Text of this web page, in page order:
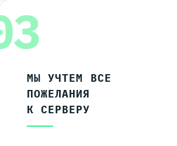
03
МЫ УЧТЕМ ВСЕ
ПОЖЕЛАНИЯ
К СЕРВЕРУ